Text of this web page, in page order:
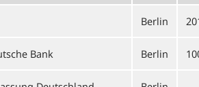
Berlin
Bank Berlin